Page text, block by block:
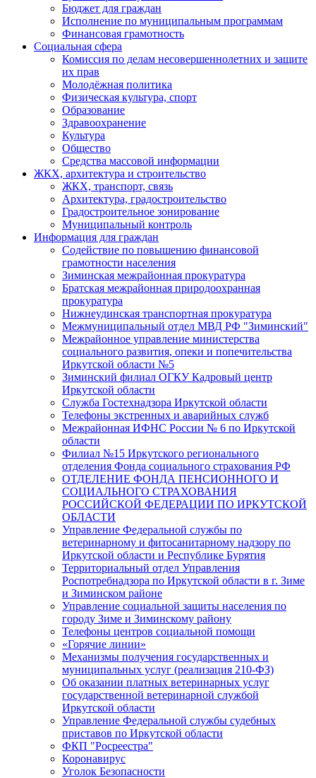
Бюджет для граждан
Исполнение по муниципальным программам
Финансовая грамотность
Социальная сфера
Комиссия по делам несовершеннолетних и защите
их прав
Молодёжная политика
Физическая культура, спорт
Образование
Здравоохранение
Культура
Общество
Средства массовой информации
ЖКХ, архитектура и строительство
ЖКХ, транспорт, связь
Архитектура, градостроительство
Градостроительное зонирование
Муниципальный контроль
Информация для граждан
Содействие по повышению финансовой
грамотности населения
Зиминская межрайонная прокуратура
Братская межрайонная природоохранная
прокуратура
Нижнеудинская транспортная прокуратура
Межмуниципальный отдел МВД РФ "Зиминский"
Межрайонное управление министерства
социального развития, опеки и попечительства
Иркутской области №5
Зиминский филиал ОГКУ Кадровый центр
Иркутской области
Служба Гостехнадзора Иркутской области
Телефоны экстренных и аварийных служб
Межрайонная ИФНС России № 6 по Иркутской
области
Филиал №15 Иркутского регионального
отделения Фонда социального страхования РФ
ОТДЕЛЕНИЕ ФОНДА ПЕНСИОННОГО И
СОЦИАЛЬНОГО СТРАХОВАНИЯ
РОССИЙСКОЙ ФЕДЕРАЦИИ ПО ИРКУТСКОЙ
ОБЛАСТИ
Управление Федеральной службы по
ветеринарному и фитосанитарному надзору по
Иркутской области и Республике Бурятия
Территориальный отдел Управления
Роспотребнадзора по Иркутской области в г. Зиме
и Зиминском районе
Управление социальной защиты населения по
городу Зиме и Зиминскому району
Телефоны центров социальной помощи
«Горячие линии»
Механизмы получения государственных и
муниципальных услуг (реализация 210-ФЗ)
Об оказании платных ветеринарных услуг
государственной ветеринарной службой
Иркутской области
Управление Федеральной службы судебных
приставов по Иркутской области
ФКП "Росреестра"
Коронавирус
Уголок Безопасности